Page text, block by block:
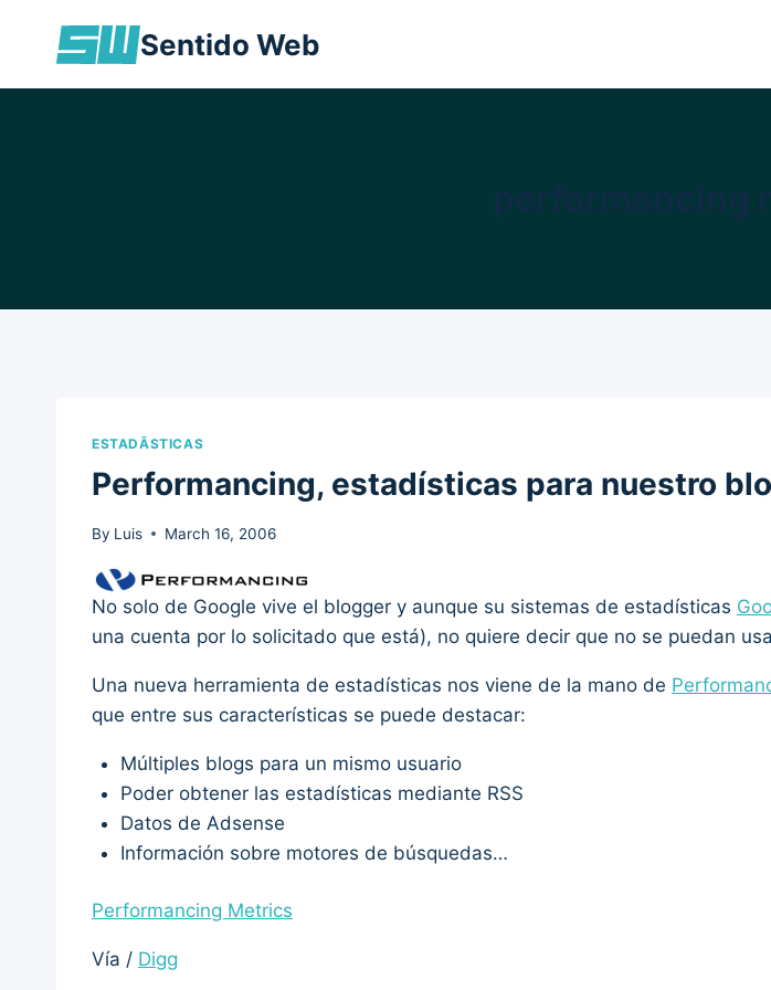
Sentido Web
ESTADÃ­STICAS
Performancing, estadísticas para nuestro
By Luis March 16, 2006
No solo de Google vive el blogger y aunque su sistemas de estadísticas
una cuenta por lo solicitado que está), no quiere decir que no se puedan
Una nueva herramienta de estadísticas nos viene de la mano de
que entre sus características se puede destacar:
Múltiples blogs para un mismo usuario
Poder obtener las estadísticas mediante RSS
Datos de Adsense
Información sobre motores de búsquedas…
Performancing Metrics
Vía / Digg